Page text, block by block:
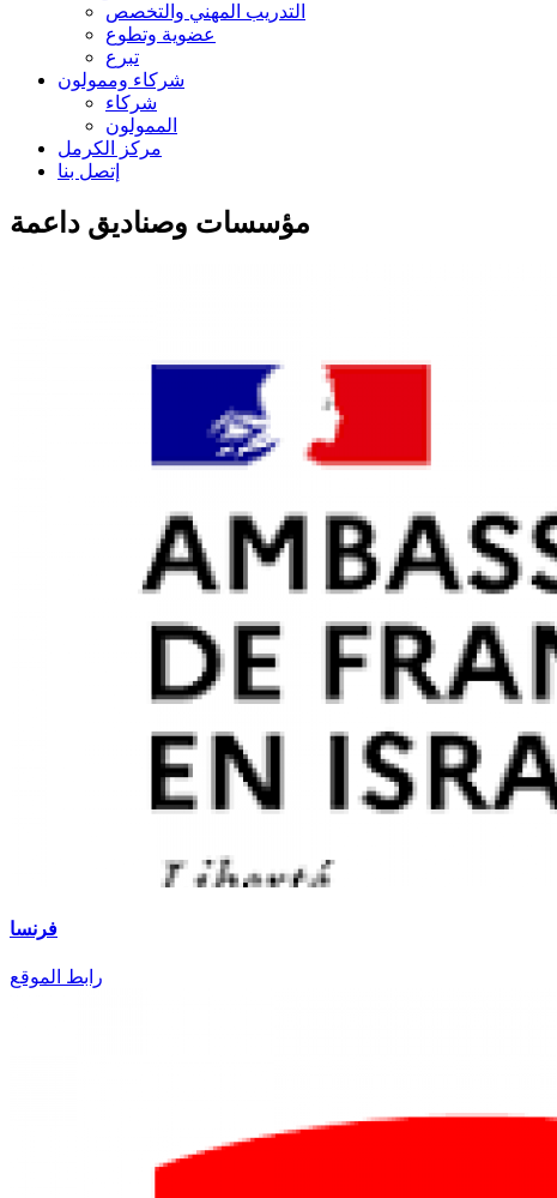
التدريب المهني والتخصص
عضوية وتطوع
تبرع
شركاء وممولون
شركاء
الممولون
مركز الكرمل
إتصل بنا
مؤسسات وصناديق داعمة
فرنسا
رابط الموقع